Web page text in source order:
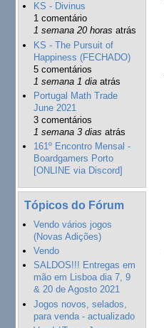
KS - Divinus
1 comentário
1 semana 20 horas atrás
KS - The Pursuit of
Happiness (FECHADO)
5 comentários
1 semana 1 diaatrás
Portugal Math Trade
June 2021
3 comentários
1 semana 3 dias atrás
161º Encontro Mensal -
Boardgamers Porto
[ONLINE via Discord]
Tópicos do Fórum
Vendo vários jogos
(Novas Adições)
Vendo
SALDOS!!! Entregas em
mão em Lisboa dia 7, 9
& 20 de Agosto 2021
Jogos novos, selados,
para venda - actualizado